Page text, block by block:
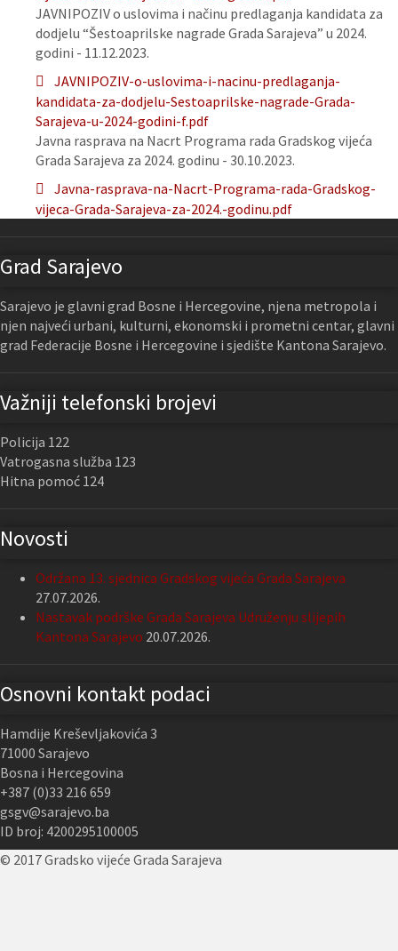
JAVNIPOZIV o uslovima i načinu predlaganja kandidata za
dodjelu “Šestoaprilske nagrade Grada Sarajeva” u 2024.
godini - 11.12.2023.
JAVNIPOZIV-o-uslovima-i-nacinu-predlaganja-
kandidata-za-dodjelu-Sestoaprilske-nagrade-Grada-
Sarajeva-u-2024-godini-f.pdf
Javna rasprava na Nacrt Programa rada Gradskog vijeća
Grada Sarajeva za 2024. godinu - 30.10.2023.
Javna-rasprava-na-Nacrt-Programa-rada-Gradskog-
vijeca-Grada-Sarajeva-za-2024.-godinu.pdf
Grad Sarajevo
Sarajevo je glavni grad Bosne i Hercegovine, njena metropola i
njen najveći urbani, kulturni, ekonomski i prometni centar, glavni
grad Federacije Bosne i Hercegovine i sjedište Kantona Sarajevo.
Važniji telefonski brojevi
Policija 122
Vatrogasna služba 123
Hitna pomoć 124
Novosti
Održana 13. sjednica Gradskog vijeća Grada Sarajeva
27.07.2026.
Nastavak podrške Grada Sarajeva Udruženju slijepih
Kantona Sarajevo 20.07.2026.
Osnovni kontakt podaci
Hamdije Kreševljakovića 3
71000 Sarajevo
Bosna i Hercegovina
+387 (0)33 216 659
gsgv@sarajevo.ba
ID broj: 4200295100005
© 2017 Gradsko vijeće Grada Sarajeva